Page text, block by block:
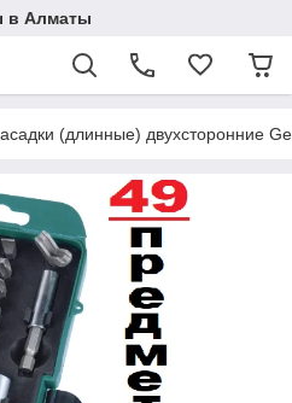
в Алматы
(длинные) двухсторонние